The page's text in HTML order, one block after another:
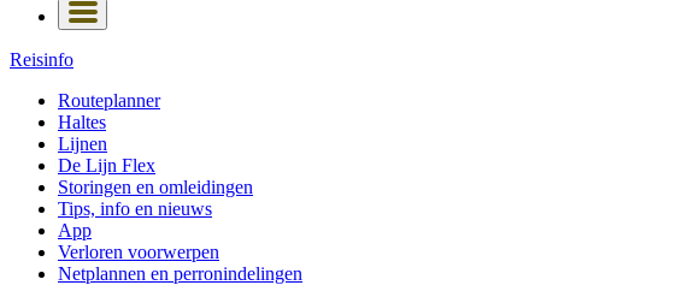
Reisinfo
Routeplanner
Haltes
Lijnen
De Lijn Flex
Storingen en omleidingen
Tips, info en nieuws
App
Verloren voorwerpen
Netplannen en perronindelingen